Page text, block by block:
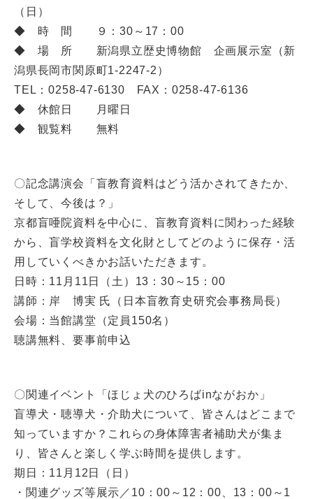
（日）
◆ 時 間 ９：30～17：00
◆ 場 所 新潟県立歴史博物館 企画展示室（新
潟県長岡市関原町1-2247-2）
TEL：0258-47-6130 FAX：0258-47-6136
◆ 休館日 月曜日
◆ 観覧料 無料
〇記念講演会「盲教育資料はどう活かされてきたか、
そして、今後は？」
京都盲唖院資料を中心に、盲教育資料に関わった経験
から、盲学校資料を文化財としてどのように保存・活
用していくべきかお話いただきます。
日時：11月11日（土）13：30～15：00
講師：岸 博実 氏（日本盲教育史研究会事務局長）
会場：当館講堂（定員150名）
聴講無料、要事前申込
〇関連イベント「ほじょ犬のひろばinながおか」
盲導犬・聴導犬・介助犬について、皆さんはどこまで
知っていますか？これらの身体障害者補助犬が集ま
り、皆さんと楽しく学ぶ時間を提供します。
期日：11月12日（日）
・関連グッズ等展示／10：00～12：00、13：00～1